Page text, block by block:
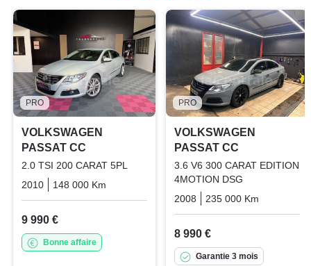
PRO
VOLKSWAGEN
PASSAT CC
2.0 TSI 200 CARAT 5PL
2010
148 000 Km Essence
9 990 €
Bonne affaire
PRO
VOLKSWAGEN
PASSAT CC
3.6 V6 300 CARAT EDITION
4MOTION DSG
2008
235 000 Km
8 990 €
Garantie 3 mois